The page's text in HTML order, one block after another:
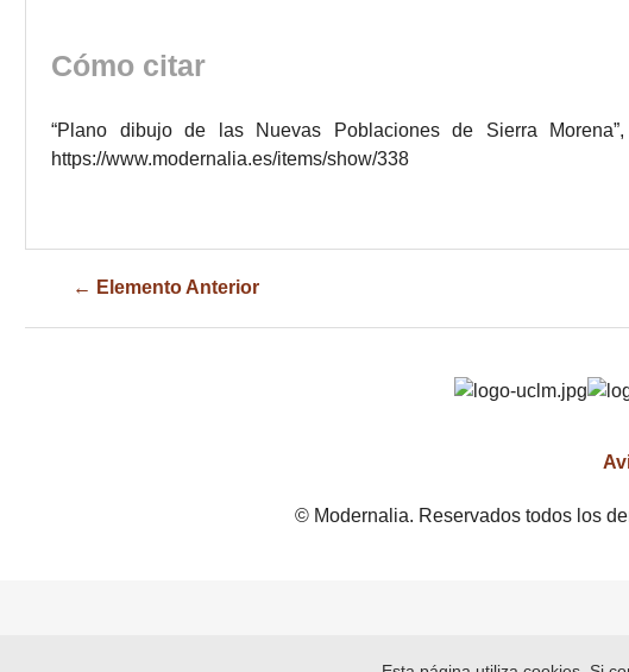
Cómo citar
“Plano dibujo de las Nuevas Poblaciones de Sierra Morena”,
https://www.modernalia.es/items/show/338
← Elemento Anterior
© Modernalia. Reservados todos los